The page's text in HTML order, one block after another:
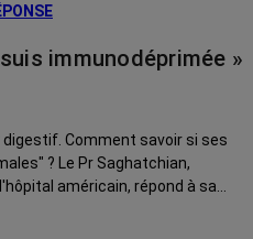
immunodéprimée »
digestif. Comment savoir si ses
? Le Pr Saghatchian,
américain, répond à sa